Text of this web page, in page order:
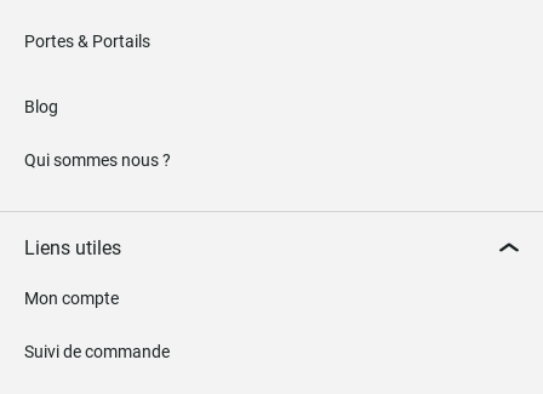
Portes & Portails
Blog
Qui sommes nous ?
Liens utiles
Mon compte
Suivi de commande